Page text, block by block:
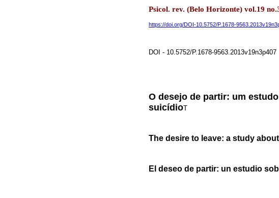
Psicol. rev. (Belo Horizonte) vol.19
https://doi.org/DOI-10.5752/P.1678-
DOI - 10.5752/P.1678-9563.2013v19n3p407
O desejo de partir: um
suicídioT
The desire to leave: a study
El deseo de partir: un estudio